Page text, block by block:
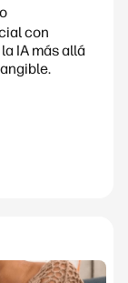
con
IA más allá